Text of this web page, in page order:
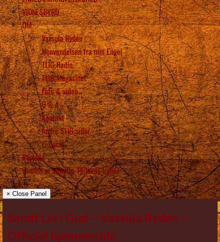
VIDNESBYRD
OM
Vassula Rydén
Henvendelsen fra min Engel
TLIG Radio
TLIG Magasinet
Foto & video
Q & A
Kontakt
Andre SLIG sider
Back
Rusland
Himlen er virkelig, Helvede ligeså
× Close Panel
Sandt Liv i Gud – Vassula Rydén –
Officiel hjemmeside